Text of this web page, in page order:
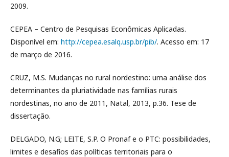
2009.
CEPEA – Centro de Pesquisas Econômicas Aplicadas.
Disponível em: http://cepea.esalq.usp.br/pib/. Acesso em: 17
de março de 2016.
CRUZ, M.S. Mudanças no rural nordestino: uma análise dos
determinantes da pluriatividade nas famílias rurais
nordestinas, no ano de 2011, Natal, 2013, p.36. Tese de
dissertação.
DELGADO, N.G; LEITE, S.P. O Pronaf e o PTC: possibilidades,
limites e desafios das políticas territoriais para o